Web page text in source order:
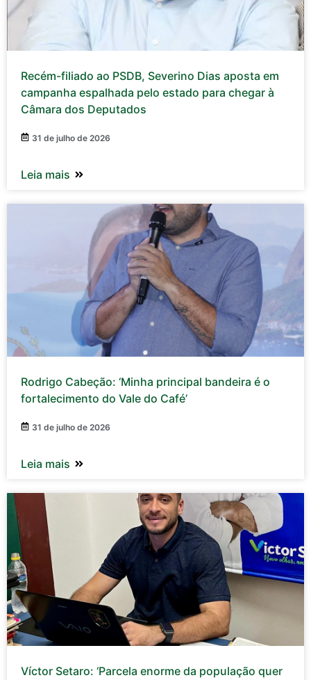
Recém-filiado ao PSDB, Severino Dias aposta em
campanha espalhada pelo estado para chegar à
Câmara dos Deputados
31 de julho de 2026
Leia mais
Rodrigo Cabeção: ‘Minha principal bandeira é o
fortalecimento do Vale do Café’
31 de julho de 2026
Leia mais
Víctor Setaro: ‘Parcela enorme da população quer